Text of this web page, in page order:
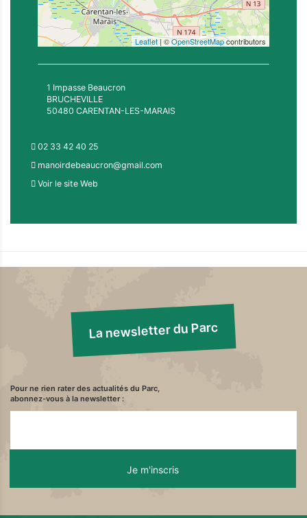
Leaflet| ©OpenStreetMapcontributors
1 Impasse Beaucron
BRUCHEVILLE
50480 CARENTAN-LES-MARAIS
02 33 42 40 25
manoirdebeaucron@gmail.com
Voir le site Web
La newsletter du Parc
Pour ne rien rater des actualités du Parc,
abonnez-vous à la newsletter :